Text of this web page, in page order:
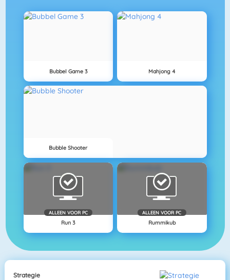
Bubbel Game 3 Mahjong 4
Bubble Shooter
ALLEEN VOOR PC
Run 3
ALLEEN VOOR PC
Rummikub
Strategie